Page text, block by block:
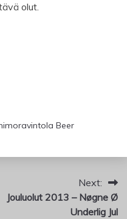
olut.
Beer
Next:
Jouluolut 2013 – Nøgne Ø
Underlig Jul